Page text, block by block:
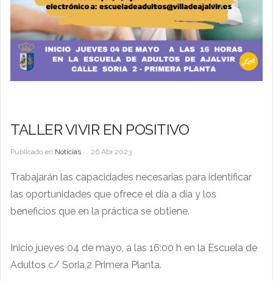
TALLER VIVIR EN POSITIVO
Publicado en Noticias 26 Abr 2023
Trabajarán las capacidades necesarias para identificar
las oportunidades que ofrece el día a día y los
beneficios que en la práctica se obtiene.
Inicio jueves 04 de mayo, a las 16:00 h en la Escuela de
Adultos c/ Soria,2 Primera Planta.